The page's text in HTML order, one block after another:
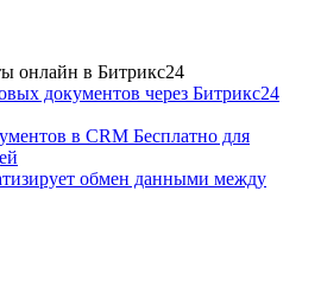
онлайн в Битрикс24
документов через Битрикс24
в CRM Бесплатно для
обмен данными между